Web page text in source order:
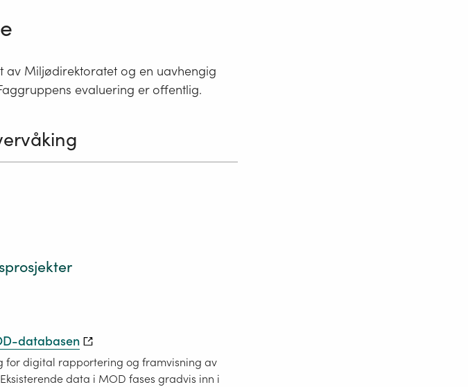
av Miljødirektoratet og en uavhengig
evaluering er offentlig.
databasen
for digital rapportering og framvisning av
data i MOD fases gradvis inn i